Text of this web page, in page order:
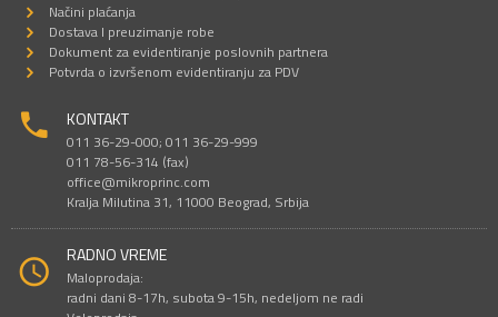
Načini plaćanja
Dostava I preuzimanje robe
Dokument za evidentiranje poslovnih partnera
Potvrda o izvršenom evidentiranju za PDV
KONTAKT
011 36-29-000; 011 36-29-999
011 78-56-314 (fax)
office@mikroprinc.com
Kralja Milutina 31, 11000 Beograd, Srbija
RADNO VREME
Maloprodaja:
radni dani 8-17h, subota 9-15h, nedeljom ne radi